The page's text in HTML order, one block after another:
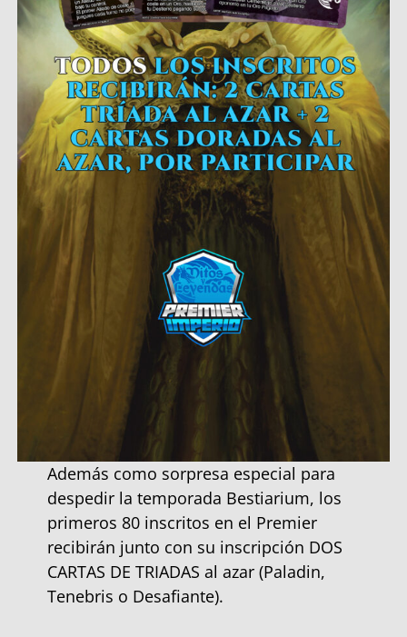
Además como sorpresa especial para
despedir la temporada Bestiarium, los
primeros 80 inscritos en el Premier
recibirán junto con su inscripción DOS
CARTAS DE TRIADAS al azar (Paladin,
Tenebris o Desafiante).